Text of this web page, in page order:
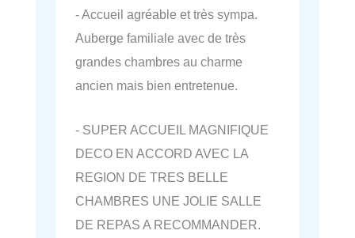
- Accueil agréable et très sympa.
Auberge familiale avec de très
grandes chambres au charme
ancien mais bien entretenue.
- SUPER ACCUEIL MAGNIFIQUE
DECO EN ACCORD AVEC LA
REGION DE TRES BELLE
CHAMBRES UNE JOLIE SALLE
DE REPAS A RECOMMANDER.